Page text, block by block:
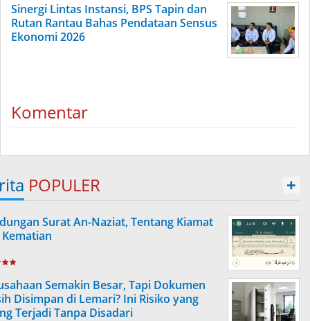
Sinergi Lintas Instansi, BPS Tapin dan
Rutan Rantau Bahas Pendataan Sensus
Ekonomi 2026
Komentar
POPULER +
Surat An-Naziat, Tentang Kiamat
Semakin Besar, Tapi Dokumen
Disimpan di Lemari? Ini Risiko yang
Terjadi Tanpa Disadari